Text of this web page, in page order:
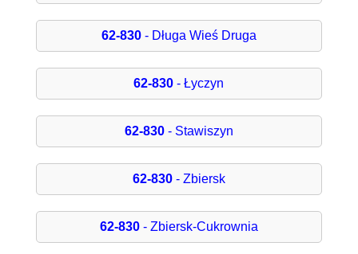
62-830- Długa Wieś Druga
62-830 - Łyczyn
62-830- Stawiszyn
62-830- Zbiersk
62-830- Zbiersk-Cukrownia